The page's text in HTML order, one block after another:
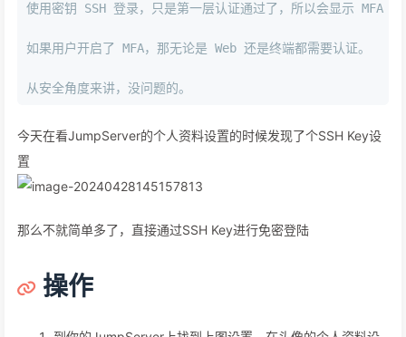
使用密钥 SSH 登录，只是第一层认证通过了，所以会显示 MFA 等
如果用户开启了 MFA，那无论是 Web 还是终端都需要认证。
从安全角度来讲，没问题的。
今天在看JumpServer的个人资料设置的时候发现了个SSH Key设
置
那么不就简单多了，直接通过SSH Key进行免密登陆
操作